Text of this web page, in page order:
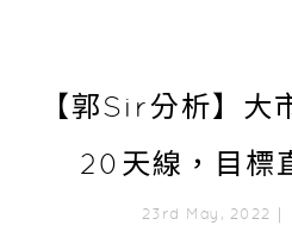
【郭Sir分析】大
20天線，目標
23rd May, 2022｜